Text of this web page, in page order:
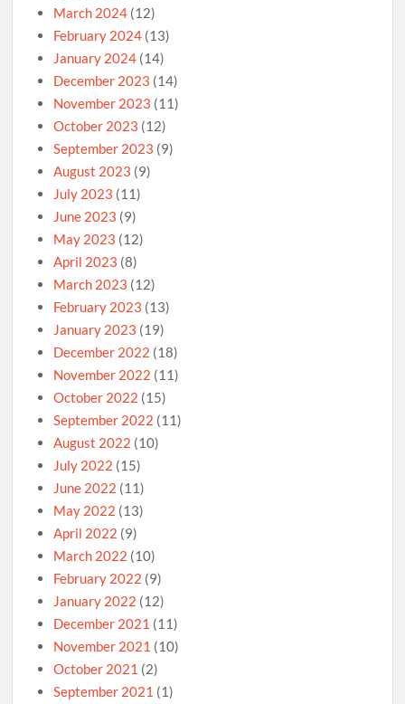
March 2024 (12)
February 2024 (13)
January 2024 (14)
December 2023 (14)
November 2023 (11)
October 2023 (12)
September 2023 (9)
August 2023 (9)
July 2023 (11)
June 2023 (9)
May 2023 (12)
April 2023 (8)
March 2023 (12)
February 2023 (13)
January 2023 (19)
December 2022 (18)
November 2022 (11)
October 2022 (15)
September 2022 (11)
August 2022 (10)
July 2022 (15)
June 2022 (11)
May 2022 (13)
April 2022 (9)
March 2022 (10)
February 2022 (9)
January 2022 (12)
December 2021 (11)
November 2021 (10)
October 2021 (2)
September 2021 (1)